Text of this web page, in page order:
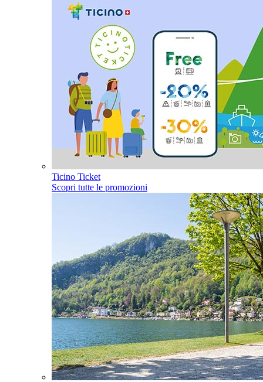
Ticino Ticket
Scopri tutte le promozioni